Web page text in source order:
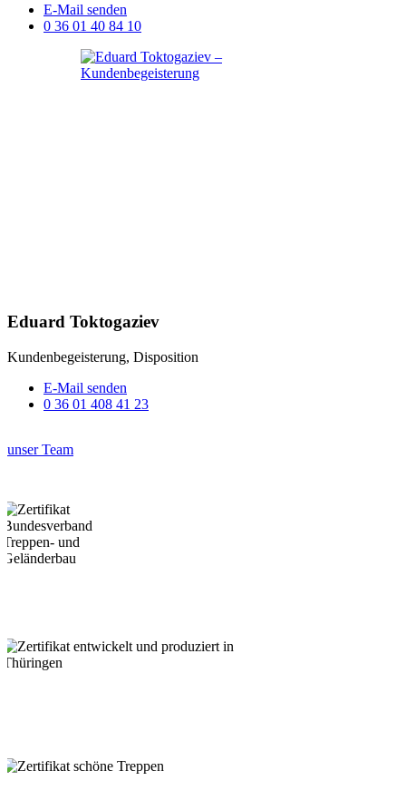
E-Mail senden
0 36 01 40 84 10
Eduard Toktogaziev
Kundenbegeisterung, Disposition
E-Mail senden
0 36 01 408 41 23
unser Team